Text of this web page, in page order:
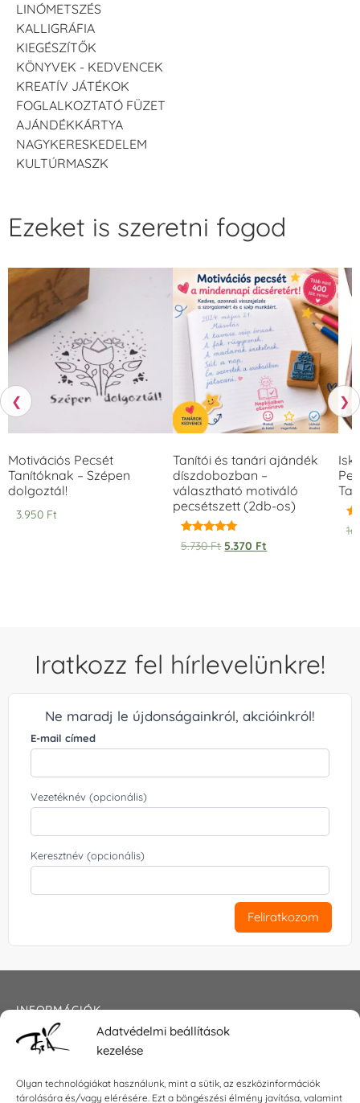
Adatvédelmi beállítások
kezelése
Olyan technológiákat használunk, mint a sütik, az eszközinformációk
tárolására és/vagy elérésére. Ezt a böngészési élmény javítása, valamint
LINÓMETSZÉS
KALLIGRÁFIA
KIEGÉSZÍTŐK
KÖNYVEK - KEDVENCEK
KREATÍV JÁTÉKOK
FOGLALKOZTATÓ FÜZET
AJÁNDÉKKÁRTYA
NAGYKERESKEDELEM
KULTÚRMASZK
❮
Ezeket is szeretni fogod
Motivációs Pecsét
Tanítóknak – Szépen
dolgoztál!
3.950 Ft
Tanítói és tanári ajándék
díszdobozban –
választható motiváló
pecsétszett (2db-os)
Értékelés:
5.00
5.730Ft 5.370 Ft
❯
Iratkozz fel hírlevelünkre!
Ne maradj le újdonságainkról, akcióinkról!
E-mail címed
Vezetéknév (opcionális)
Keresztnév (opcionális)
Feliratkozom
INFORMÁCIÓK
Általános szerződési feltételek
Impresszum